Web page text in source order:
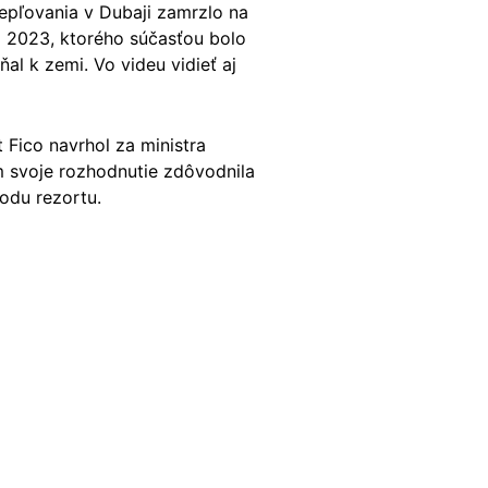
v Dubaji zamrzlo na
2023, ktorého súčasťou bolo
k zemi. Vo videu vidieť aj
Fico navrhol za ministra
svoje rozhodnutie zdôvodnila
rezortu.